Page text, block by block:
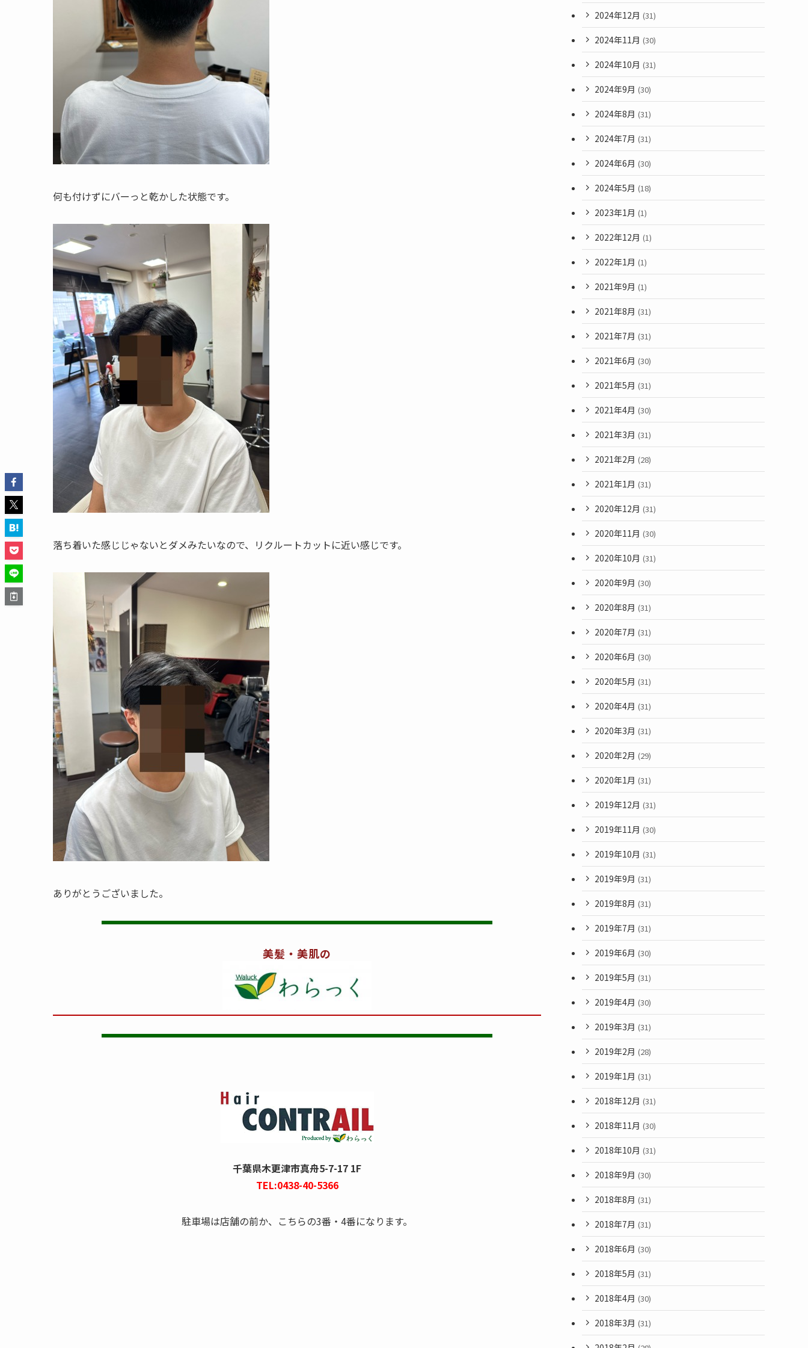
何も付けずにバーっと乾かした状態です。
落ち着いた感じじゃないとダメみたいなので、リクルートカットに近い感じです。
ありがとうございました。
美髪・美肌の
千葉県木更津市真舟5-7-17 1F
TEL:0438-40-5366
駐車場は店舗の前か、こちらの3番・4番になります。
2024年12月 (31)
2024年11月 (30)
2024年10月 (31)
2024年9月 (30)
2024年8月 (31)
2024年7月 (31)
2024年6月 (30)
2024年5月 (18)
2023年1月 (1)
2022年12月 (1)
2022年1月 (1)
2021年9月 (1)
2021年8月 (31)
2021年7月 (31)
2021年6月 (30)
2021年5月 (31)
2021年4月 (30)
2021年3月 (31)
2021年2月 (28)
2021年1月 (31)
2020年12月 (31)
2020年11月 (30)
2020年10月 (31)
2020年9月 (30)
2020年8月 (31)
2020年7月 (31)
2020年6月 (30)
2020年5月 (31)
2020年4月 (31)
2020年3月 (31)
2020年2月 (29)
2020年1月 (31)
2019年12月 (31)
2019年11月 (30)
2019年10月 (31)
2019年9月 (31)
2019年8月 (31)
2019年7月 (31)
2019年6月 (30)
2019年5月 (31)
2019年4月 (30)
2019年3月 (31)
2019年2月 (28)
2019年1月 (31)
2018年12月 (31)
2018年11月 (30)
2018年10月 (31)
2018年9月 (30)
2018年8月 (31)
2018年7月 (31)
2018年6月 (30)
2018年5月 (31)
2018年4月 (30)
2018年3月 (31)